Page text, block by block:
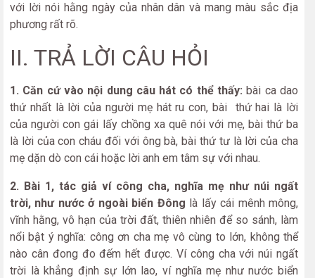
với lời nói hằng ngày của nhân dân và mang màu sắc địa
phương rất rõ.
II. TRẢ LỜI CÂU HỎI
1. Căn cứ vào nội dung câu hát có thể thấy:bài ca dao
thứ nhất là lời của người mẹ hát ru con, bài thứ hai là lời
của người con gái lấy chồng xa quê nói với mẹ, bài thứ ba
là lời của con cháu đối với ông bà, bài thứ tư là lời của cha
mẹ dặn dò con cái hoặc lời anh em tâm sự với nhau.
2. Bài 1, tác giả ví công cha, nghĩa mẹ như núi ngất
trời, như nước ở ngoài biển Đông là lấy cái mênh mông,
vĩnh hằng, vô hạn của trời đất, thiên nhiên để so sánh, làm
nổi bật ý nghĩa: công ơn cha mẹ vô cùng to lớn, không thể
nào cân đong đo đếm hết được. Ví công cha với núi ngất
trời là khẳng định sự lớn lao, ví nghĩa mẹ như nước biển